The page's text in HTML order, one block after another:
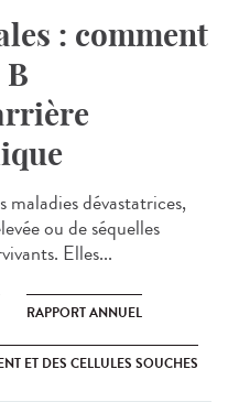
: comment
maladies dévastatrices,
ou de séquelles
Elles...
RAPPORT ANNUEL
ET DES CELLULES SOUCHES